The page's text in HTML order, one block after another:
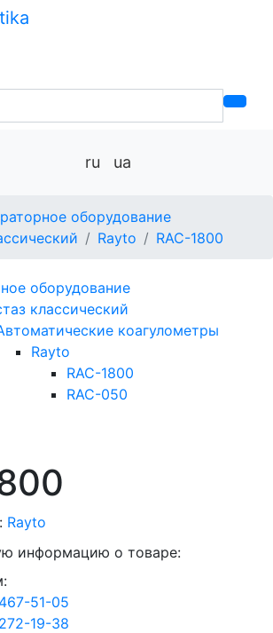
ru ua
оборудование
Rayto RAC-1800
оборудование
классический
коагулометры
Rayto
RAC-1800
RAC-050
Rayto
информацию о товаре:
51-05
19-38